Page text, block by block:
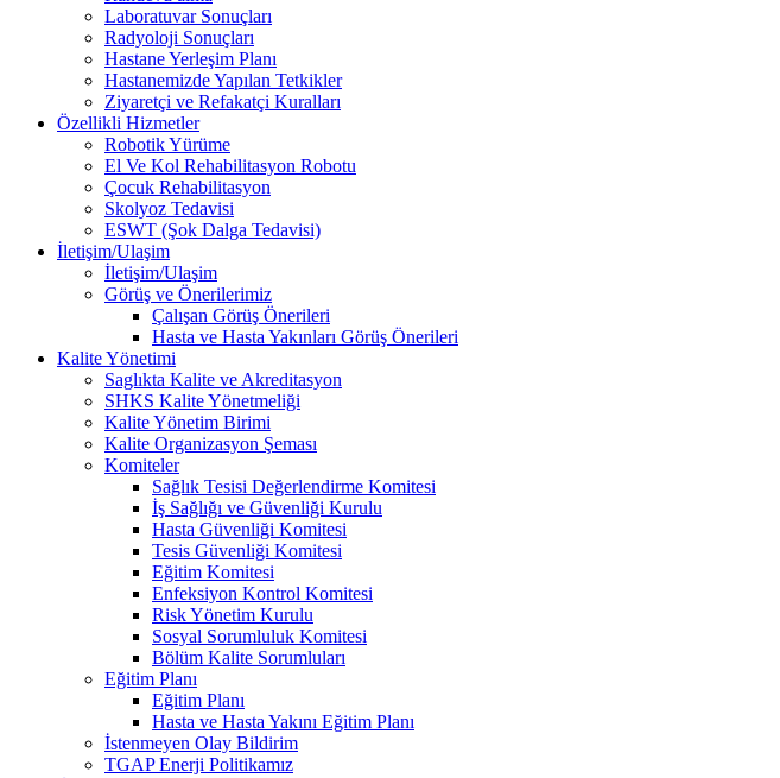
Laboratuvar Sonuçları
Radyoloji Sonuçları
Hastane Yerleşim Planı
Hastanemizde Yapılan Tetkikler
Ziyaretçi ve Refakatçi Kuralları
Özellikli Hizmetler
Robotik Yürüme
El Ve Kol Rehabilitasyon Robotu
Çocuk Rehabilitasyon
Skolyoz Tedavisi
ESWT (Şok Dalga Tedavisi)
İletişim/Ulaşim
İletişim/Ulaşim
Görüş ve Önerilerimiz
Çalışan Görüş Önerileri
Hasta ve Hasta Yakınları Görüş Önerileri
Kalite Yönetimi
Saglıkta Kalite ve Akreditasyon
SHKS Kalite Yönetmeliği
Kalite Yönetim Birimi
Kalite Organizasyon Şeması
Komiteler
Sağlık Tesisi Değerlendirme Komitesi
İş Sağlığı ve Güvenliği Kurulu
Hasta Güvenliği Komitesi
Tesis Güvenliği Komitesi
Eğitim Komitesi
Enfeksiyon Kontrol Komitesi
Risk Yönetim Kurulu
Sosyal Sorumluluk Komitesi
Bölüm Kalite Sorumluları
Eğitim Planı
Eğitim Planı
Hasta ve Hasta Yakını Eğitim Planı
İstenmeyen Olay Bildirim
TGAP Enerji Politikamız